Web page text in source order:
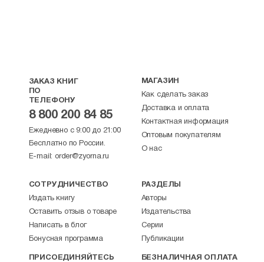
ЗАКАЗ КНИГ
ПО
ТЕЛЕФОНУ
8 800 200 84 85
Ежедневно с 9:00 до 21:00
Бесплатно по России.
E-mail: order@zyorna.ru
МАГАЗИН
Как сделать заказ
Доставка и оплата
Контактная информация
Оптовым покупателям
О нас
СОТРУДНИЧЕСТВО
Издать книгу
Оставить отзыв о товаре
Написать в блог
Бонусная программа
РАЗДЕЛЫ
Авторы
Издательства
Серии
Публикации
ПРИСОЕДИНЯЙТЕСЬ БЕЗНАЛИЧНАЯ ОПЛАТА